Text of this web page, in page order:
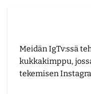
Meidän IgTv:ssä
kukkakimppu,
tekemisen